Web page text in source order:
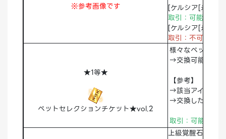
※参考画像です
[ケルシア[永久]
取引：可能 破
[ケルシア[永久]]
取引：不可
★1等★
ペットセレクションチケット★vol.2
様々なペットを
→交換可能なペ
【参考】
→該当アイテム
→交換したペッ
取引：可能 破
上級覚醒石[90日]